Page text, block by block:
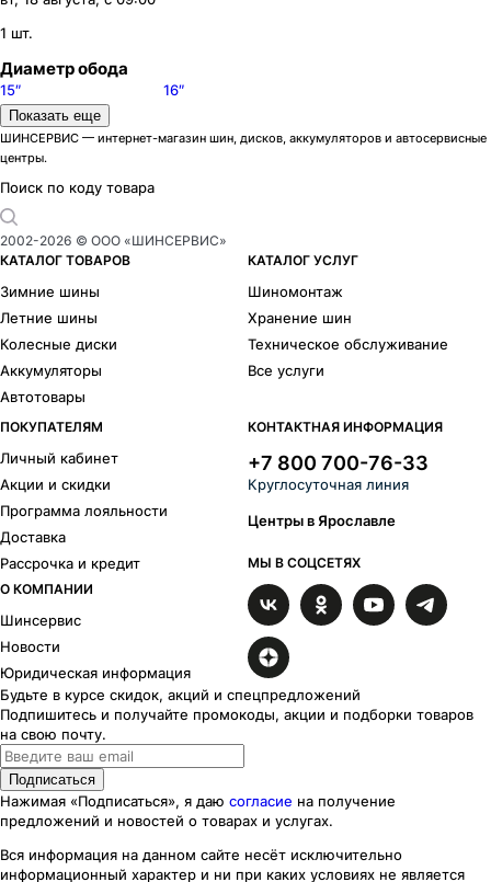
1 шт.
Диаметр обода
15″ 16″
Цвет
Черный Серебристый
Модели дисков Enzo
101 dark
2
101
103 dark
1
106 dark 1
Показать еще
ШИНСЕРВИС — интернет-магазин шин, дисков, аккумуляторов и автосервисные
центры.
Поиск по коду товара
2002-2026 © ООО «ШИНСЕРВИС»
КАТАЛОГ ТОВАРОВ
Зимние шины
Летние шины
Колесные диски
Аккумуляторы
Автотовары
КАТАЛОГ УСЛУГ
Шиномонтаж
Хранение шин
Техническое обслуживание
Все услуги
ПОКУПАТЕЛЯМ
Личный кабинет
Акции и скидки
Программа лояльности
Доставка
Рассрочка и кредит
О КОМПАНИИ
Шинсервис
Новости
Юридическая информация
КОНТАКТНАЯ ИНФОРМАЦИЯ
+7 800 700-76-33
Круглосуточная линия
Центры в Ярославле
МЫ В СОЦСЕТЯХ
Будьте в курсе скидок, акций и спецпредложений
Подпишитесь и получайте промокоды, акции и подборки товаров
на свою почту.
Подписаться
Нажимая «Подписаться», я даю согласие на получение
предложений и новостей о товарах и услугах.
Вся информация на данном сайте несёт исключительно
информационный характер и ни при каких условиях не является